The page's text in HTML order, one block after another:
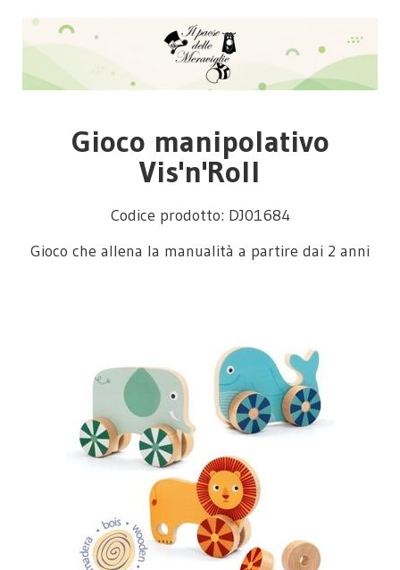
Gioco manipolativo
Vis'n'Roll
Codice prodotto: DJ01684
Gioco che allena la manualità a partire dai 2 anni